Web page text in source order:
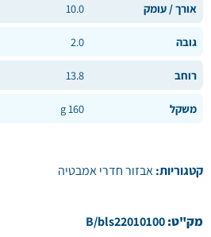
אורך / עומק 10.0
גובה 2.0
רוחב 13.8
משקל 160 g
קטגוריות:אבזור חדרי אמבטיה
מק"ט:B/bls22010100